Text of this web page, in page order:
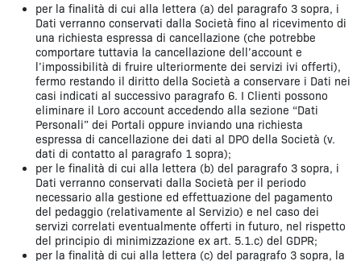
per la finalità di cui alla lettera (a) del paragrafo 3 sopra, i
Dati verranno conservati dalla Società fino al ricevimento di
una richiesta espressa di cancellazione (che potrebbe
comportare tuttavia la cancellazione dell’account e
l’impossibilità di fruire ulteriormente dei servizi ivi offerti),
fermo restando il diritto della Società a conservare i Dati nei
casi indicati al successivo paragrafo 6. I Clienti possono
eliminare il Loro account accedendo alla sezione “Dati
Personali” dei Portali oppure inviando una richiesta
espressa di cancellazione dei dati al DPO della Società (v.
dati di contatto al paragrafo 1 sopra);
per le finalità di cui alla lettera (b) del paragrafo 3 sopra, i
Dati verranno conservati dalla Società per il periodo
necessario alla gestione ed effettuazione del pagamento
del pedaggio (relativamente al Servizio) e nel caso dei
servizi correlati eventualmente offerti in futuro, nel rispetto
del principio di minimizzazione ex art. 5.1.c) del GDPR;
per la finalità di cui alla lettera (c) del paragrafo 3 sopra, la